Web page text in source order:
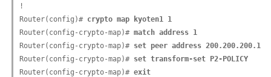
!
Router(config)# crypto map kyoten1 1
Router(config-crypto-map)# match address 1
Router(config-crypto-map)# set peer address 200.200.200.1
Router(config-crypto-map)# set transform-set P2-POLICY
Router(config-crypto-map)# exit